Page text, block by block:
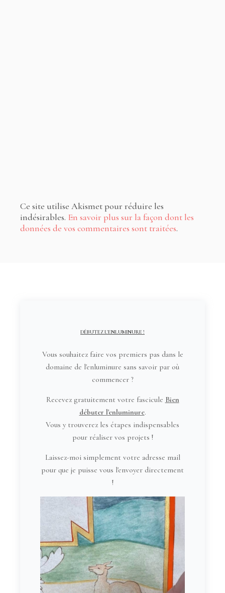
Ce site utilise Akismet pour réduire les
indésirables. En savoir plus sur la façon dont les
données de vos commentaires sont traitées.
DÉBUTEZ L'ENLUMINURE !
Vous souhaitez faire vos premiers pas dans le
domaine de l'enluminure sans savoir par où
commencer ?
Recevez gratuitement votre fascicule Bien
débuter l'enluminure.
Vous y trouverez les étapes indispensables
pour réaliser vos projets !
Laissez-moi simplement votre adresse mail
pour que je puisse vous l'envoyer directement
!